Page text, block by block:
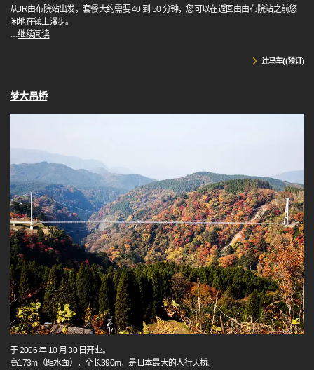
从JR由布院站出发，套餐大约需要 40 到 50 分钟，您可以在返回由由布院站之前悠
闲地在镇上漫步。
…继续阅读
辻马车((预订)
梦大吊桥
于 2006 年 10 月 30 日开业。
高173m（距水面），全长390m，是日本最大的人行天桥。